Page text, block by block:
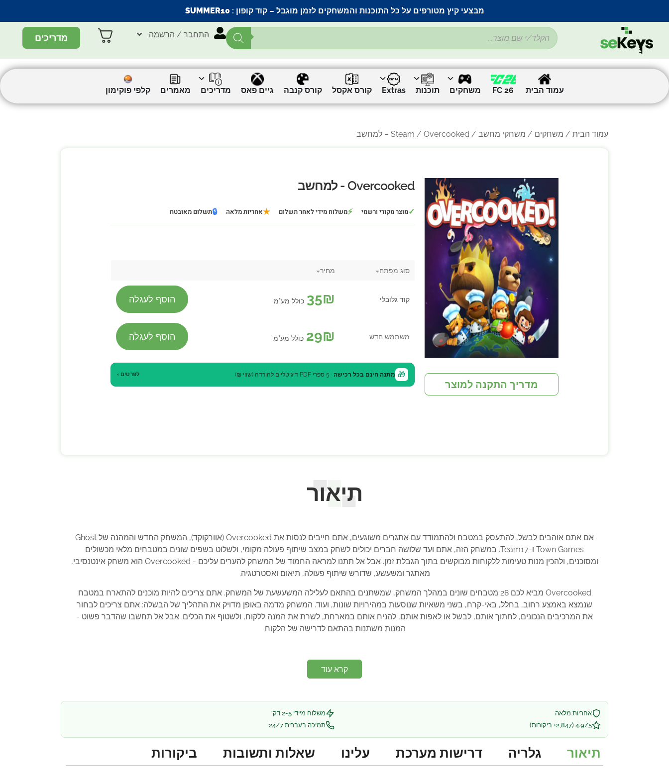
מבצעי קיץ מטורפים על כל התוכנות והמשחקים לזמן מוגבל – קוד קופון :SUMMER10
התחבר / הרשמה מדריכים
עמוד הבית FC 26 משחקים תוכנות Extras קורס אקסל קורס קנבה גיים פאס מדריכים מאמרים קלפי פוקימון
עמוד הבית / משחקים / משחקי מחשב /
Steam / Overcooked – למחשב
מדריך התקנה למוצר
Overcooked - למחשב
✓מוצר מקורי ורשמי ⚡משלוח מידי לאחר תשלום ★אחריות מלאה 🔒תשלום מאובטח
סוג מפתח מחיר
קוד גלובלי 35₪ כולל מע"מ הוסף לעגלה
משתמש חדש 29₪ כולל מע"מ הוסף לעגלה
🎁 מתנה חינם בכל רכישה · 5 ספרי PDF דיגיטליים להורדה (שווי ₪) לפרטים ›
תיאור
אם אתם אוהבים לבשל, להתעסק במטבח ולהתמודד עם אתגרים משוגעים, אתם חייבים לנסות את Overcooked (אוורקוקד), המשחק החדש והמהנה של Ghost
Town Games ו-Team17. במשחק הזה, אתם ועד שלושה חברים יכולים לשחק במצב שיתוף פעולה מקומי, ולשלוט בשפים שונים במטבחים מלאי מכשולים
ומסוכנים, ולהכין מנות טעימות ללקוחות מבוקשים בתוך הגבלת זמן. אבל אל תתנו למראה החמוד של המשחק להערים עליכם - Overcooked הוא משחק אינטנסיבי,
מאתגר ומשעשע, שדורש שיתוף פעולה, תיאום ואסטרטגיה.
Overcooked מביא לכם 28 מטבחים שונים במהלך המשחק, שמשתנים בהתאם לעלילה המשעשעת של המשחק. אתם צריכים להיות מוכנים להתארח במטבח
שנמצא באמצע רחוב, בחלל, באי-קרח, בשני משאיות שנוסעות במהירויות שונות, ועוד. המשחק מדמה באופן מדויק את התהליך של הבשלה: אתם צריכים לבחור
את המרכיבים הנכונים, לחתוך אותם, לבשל או לאפות אותם, להניח אותם במארחת, לשרת את המנה ללקוח, ולשטוף את הכלים. אבל אל תחשבו שהדבר פשוט -
המנות משתנות בהתאם לדרישה של הלקוח.
קרא עוד
אחריות מלאה
משלוח מיידי 2-5 דק'
4.9/5 (2,847+ ביקורות)
תמיכה בעברית 24/7
תיאור גלריה דרישות מערכת עלינו שאלות ותשובות ביקורות